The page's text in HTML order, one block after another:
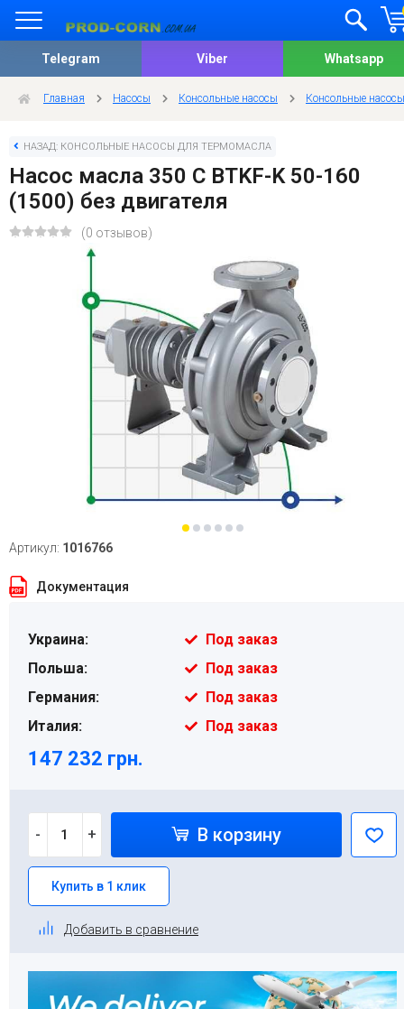
Telegram Viber Whatsapp
Главная Насосы Консольные насосы Консольные
НАЗАД: КОНСОЛЬНЫЕ НАСОСЫ ДЛЯ ТЕРМОМАСЛА
Насос масла 350 С BTKF-K 50-160
(1500) без двигателя
(0 отзывов)
Артикул: 1016766
Документация
Украина:
Под заказ
Польша:
Под заказ
Германия:
Под заказ
Италия:
Под заказ
147 232 грн.
- + В корзину
Купить в 1 клик
Добавить в сравнение